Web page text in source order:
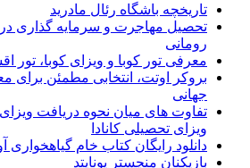
تاریخچه باشگاه رئال مادرید
تحصیل مهاجرت و سرمایه گذاری
رومانی
معرفی تور کوبا و ویزای کوبا، تور
بروکر اوتت، انتخابی مطمئن برای
جهانی
تفاوت های میان نحوه دریافت
ویزای تحصیلی کانادا
دانلود رایگان کتاب خام گیاهخواری
بازیکنان منچستر یونایتد